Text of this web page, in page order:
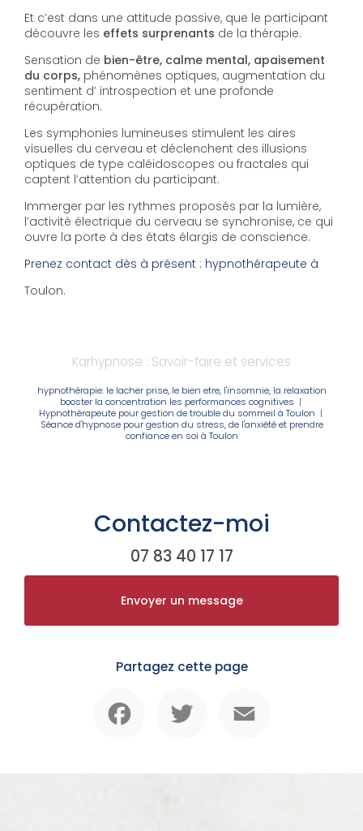
Et c’est dans une attitude passive, que le participant
découvre les effets surprenants de la thérapie.
Sensation de bien-être, calme mental, apaisement
du corps, phénomènes optiques, augmentation du
sentiment d’ introspection et une profonde
récupération.
Les symphonies lumineuses stimulent les aires
visuelles du cerveau et déclenchent des illusions
optiques de type caléidoscopes ou fractales qui
captent l’attention du participant.
Immerger par les rythmes proposés par la lumière,
l’activité électrique du cerveau se synchronise, ce qui
ouvre la porte à des états élargis de conscience.
Prenez contact dès à présent : hypnothérapeute à
Toulon.
Karhypnose : Savoir-faire et services
hypnothérapie: le lacher prise, le bien etre, l'insomnie, la relaxation
booster la concentration les performances cognitives |
Hypnothérapeute pour gestion de trouble du sommeil à Toulon |
Séance d'hypnose pour gestion du stress, de l'anxiété et prendre
confiance en soi à Toulon
Contactez-moi
07 83 40 17 17
Envoyer un message
Partagez cette page